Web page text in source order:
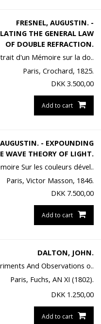
FRESNEL, AUGUSTIN. -
THE GENERAL LAW
OF DOUBLE REFRACTION.
d'un Mémoire sur la do..
Paris, Crochard, 1825.
DKK 3.500,00
Add to cart
AUGUSTIN. - EXPOUNDING
WAVE THEORY OF LIGHT.
Sur les couleurs dével..
Paris, Victor Masson, 1846.
DKK 7.500,00
Add to cart
DALTON, JOHN.
And Observations o..
Paris, Fuchs, AN XI (1802).
DKK 1.250,00
Add to cart